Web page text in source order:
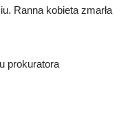
Ranna kobieta zmarła
prokuratora